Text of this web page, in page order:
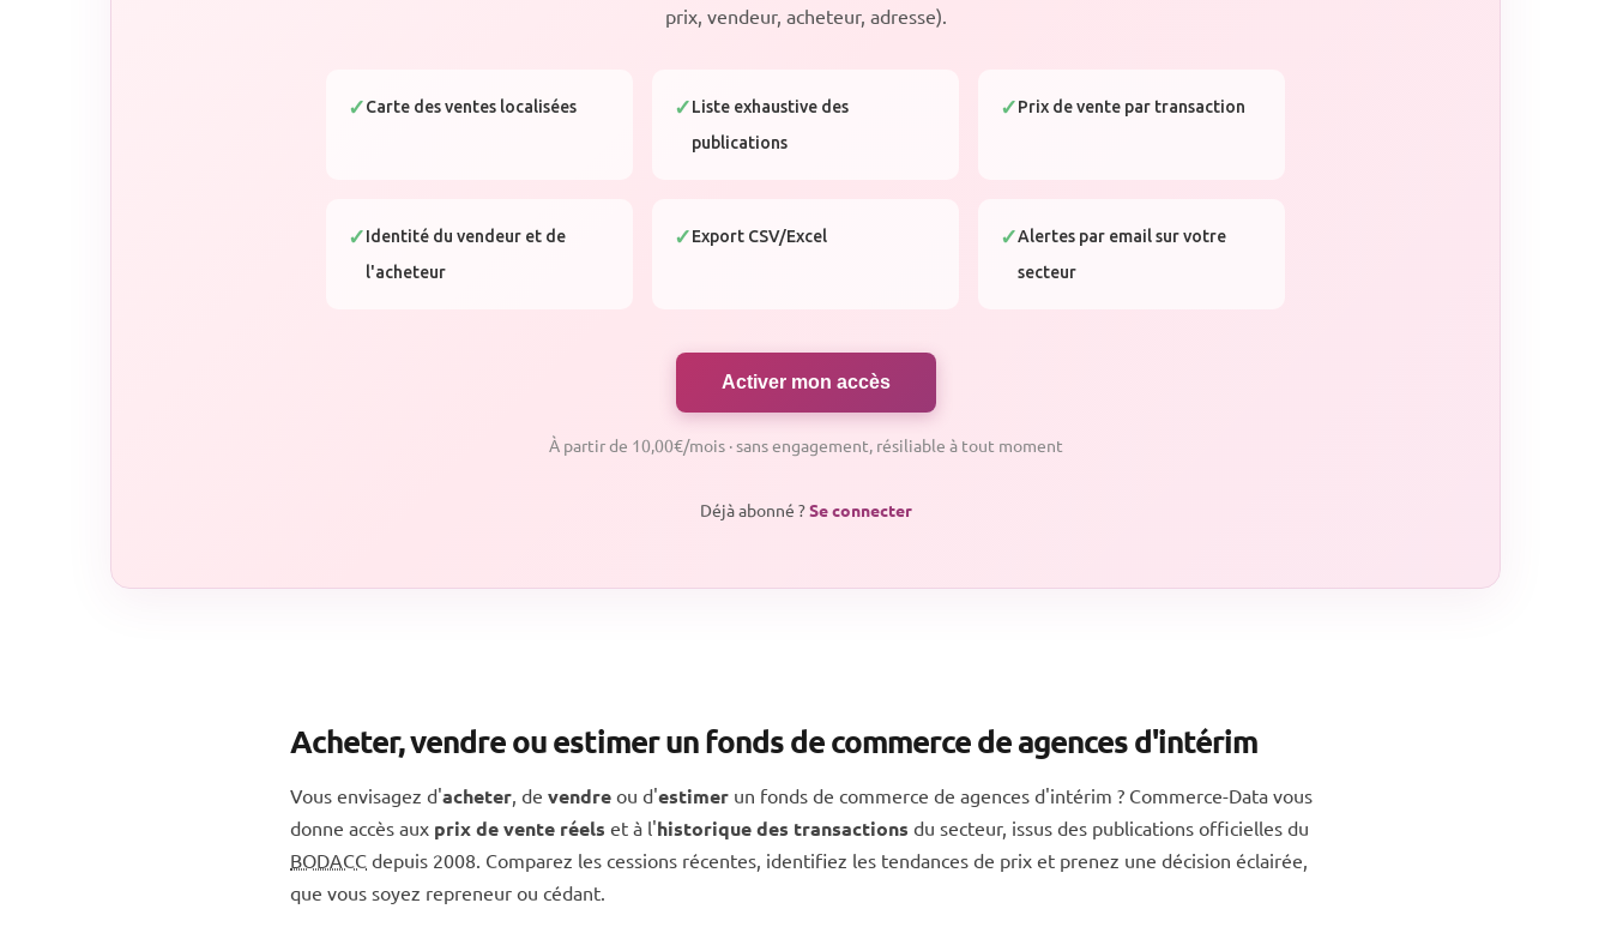
prix, vendeur, acheteur, adresse).
Carte des ventes localisées
Liste exhaustive des
publications
Prix de vente par transaction
Identité du vendeur et de
l'acheteur
Export CSV/Excel
Alertes par email sur votre
secteur
Activer mon accès
À partir de 10,00€/mois · sans engagement, résiliable à tout moment
Déjà abonné ?Se connecter
Acheter, vendre ou estimer un fonds de commerce de agences d'intérim
Vous envisagez d'acheter , de vendre ou d'estimer un fonds de commerce de agences d'intérim ? Commerce-Data vous
donne accès aux prix de vente réels et à l'historique des transactions du secteur, issus des publications officielles du
BODACC depuis 2008. Comparez les cessions récentes, identifiez les tendances de prix et prenez une décision éclairée,
que vous soyez repreneur ou cédant.